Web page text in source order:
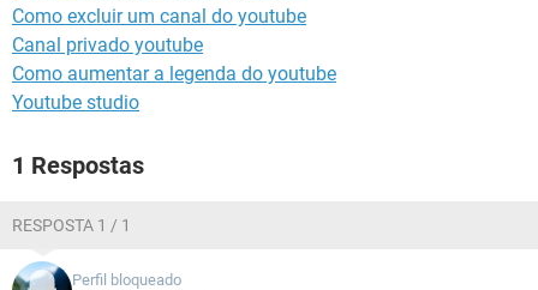
Como excluir um canal do youtube
Canal privado youtube
Como aumentar a legenda do youtube
Youtube studio
1 Respostas
RESPOSTA 1 / 1
Perfil bloqueado